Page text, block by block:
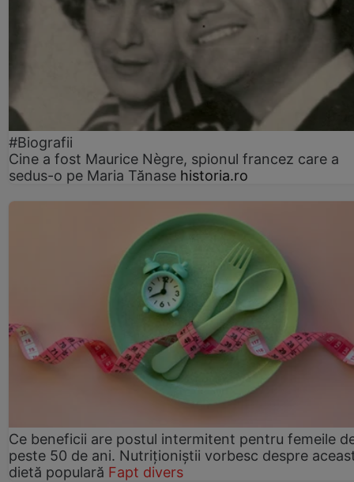
#Biografii
Cine a fost Maurice Nègre, spionul francez care a
sedus-o pe Maria Tănase historia.ro
Ce beneficii are postul intermitent pentru femeile
peste 50 de ani. Nutriționiștii vorbesc despre
dietă populară Fapt divers